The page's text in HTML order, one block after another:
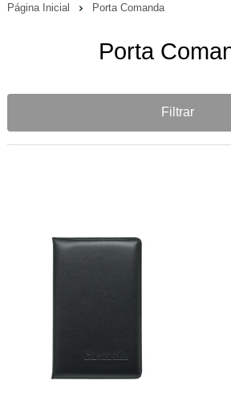
Página Inicial Porta Comanda
Porta
Filtrar